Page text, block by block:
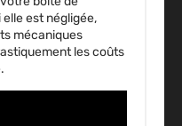
est négligée,
mécaniques
les coûts